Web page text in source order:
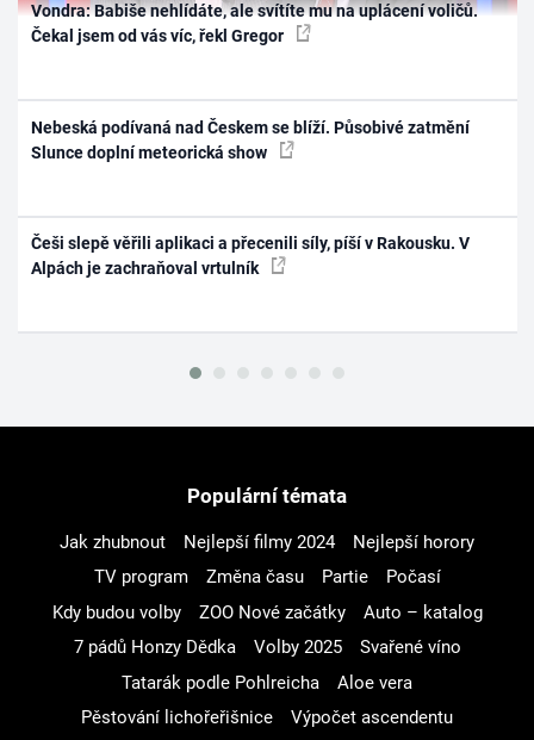
Vondra: Babiše nehlídáte, ale svítíte mu na uplácení voličů.
Čekal jsem od vás víc, řekl Gregor
Nebeská podívaná nad Českem se blíží. Působivé zatmění
Slunce doplní meteorická show
Češi slepě věřili aplikaci a přecenili síly, píší v Rakousku. V
Alpách je zachraňoval vrtulník
Populární témata
Jak zhubnout Nejlepší filmy 2024
Nejlepší horory
TV program
Změna času Partie
Počasí
Kdy budou volby
ZOO Nové začátky
Auto – katalog
7 pádů Honzy Dědka
Volby 2025
Svařené víno
Tatarák podle Pohlreicha
Aloe vera
Pěstování lichořeřišnice
Výpočet ascendentu